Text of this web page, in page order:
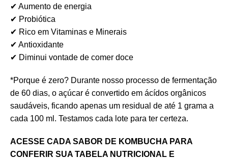
✔ Aumento de energia
✔ Probiótica
✔ Rico em Vitaminas e Minerais
✔ Antioxidante
✔ Diminui vontade de comer doce
*Porque é zero? Durante nosso processo de fermentação
de 60 dias, o açúcar é convertido em ácídos orgânicos
saudáveis, ficando apenas um residual de até 1 grama a
cada 100 ml. Testamos cada lote para ter certeza.
ACESSE CADA SABOR DE KOMBUCHA PARA
CONFERIR SUA TABELA NUTRICIONAL E